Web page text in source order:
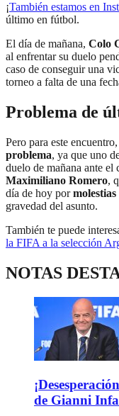
¡También estamos en
último en fútbol.
El día de mañana, Colo
al enfrentar su duelo
caso de conseguir una
torneo a falta de una
Problema de
Pero para este
problema, ya que uno
duelo de mañana ante el
Maximiliano Romero,
día de hoy pormolestias
gravedad del asunto.
También te puede
la FIFA a la selección
NOTAS
de Gianni